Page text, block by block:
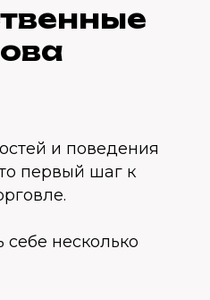
и поведения
первый шаг к
несколько